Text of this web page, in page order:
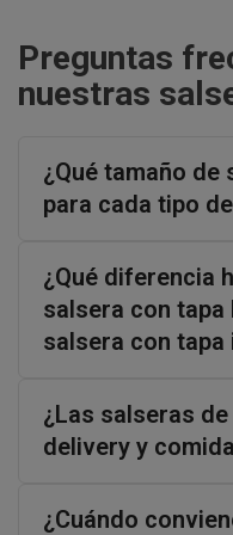
Preguntas
nuestras
¿Qué tamaño
para cada tipo
¿Qué diferencia
salsera con tapa
salsera con tapa
¿Las salseras
delivery y
¿Cuándo